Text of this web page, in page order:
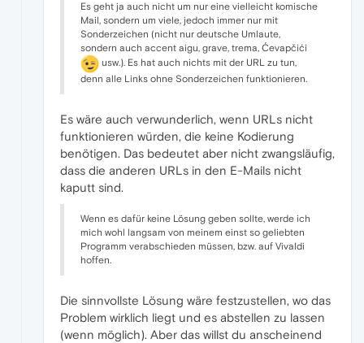
Es geht ja auch nicht um nur eine vielleicht komische
Mail, sondern um viele, jedoch immer nur mit
Sonderzeichen (nicht nur deutsche Umlaute,
sondern auch accent aigu, grave, trema, Ćevapčići
usw.). Es hat auch nichts mit der URL zu tun,
denn alle Links ohne Sonderzeichen funktionieren.
Es wäre auch verwunderlich, wenn URLs nicht
funktionieren würden, die keine Kodierung
benötigen. Das bedeutet aber nicht zwangsläufig,
dass die anderen URLs in den E-Mails nicht
kaputt sind.
Wenn es dafür keine Lösung geben sollte, werde ich
mich wohl langsam von meinem einst so geliebten
Programm verabschieden müssen, bzw. auf Vivaldi
hoffen.
Die sinnvollste Lösung wäre festzustellen, wo das
Problem wirklich liegt und es abstellen zu lassen
(wenn möglich). Aber das willst du anscheinend